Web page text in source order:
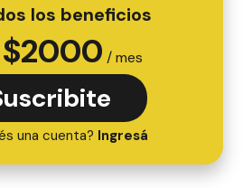
los beneficios
$2000 / mes
una cuenta? Ingresá